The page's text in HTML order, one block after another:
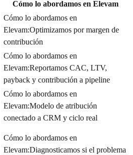
Cómo lo abordamos en Elevam
Cómo lo abordamos en
Elevam:Optimizamos por margen de
contribución
Cómo lo abordamos en
Elevam:Reportamos CAC, LTV,
payback y contribución a pipeline
Cómo lo abordamos en
Elevam:Modelo de atribución
conectado a CRM y ciclo real
Cómo lo abordamos en
Elevam:Diagnosticamos si el problema